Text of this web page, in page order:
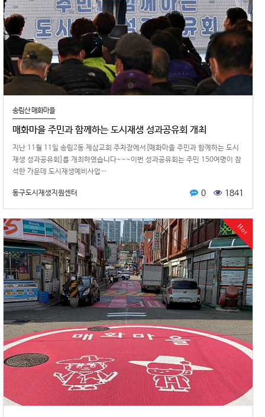
송림산 매화마을
매화마을 주민과 함께하는 도시재생 성과공유회 개최
지난 11월 11일 송림2동 제삼교회 주차장에서[매화마을 주민과 함께하는 도시
재생 성과공유회]를 개최하였습니다~~~이번 성과공유회는 주민 150여명이 참
석한 가운데 도시재생예비사업…
동구도시재생지원센터 0 1841
Hot